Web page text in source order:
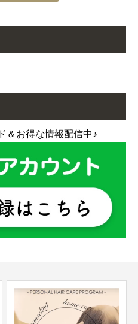
＆お得な情報配信中♪